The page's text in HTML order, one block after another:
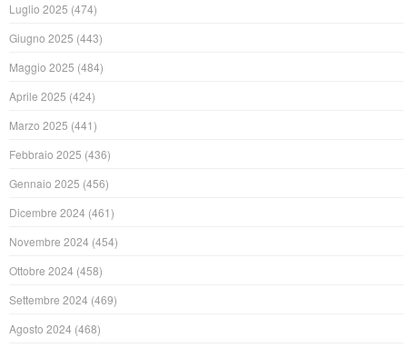
Luglio 2025 (474)
Giugno 2025 (443)
Maggio 2025 (484)
Aprile 2025 (424)
Marzo 2025 (441)
Febbraio 2025 (436)
Gennaio 2025 (456)
Dicembre 2024 (461)
Novembre 2024 (454)
Ottobre 2024 (458)
Settembre 2024 (469)
Agosto 2024 (468)